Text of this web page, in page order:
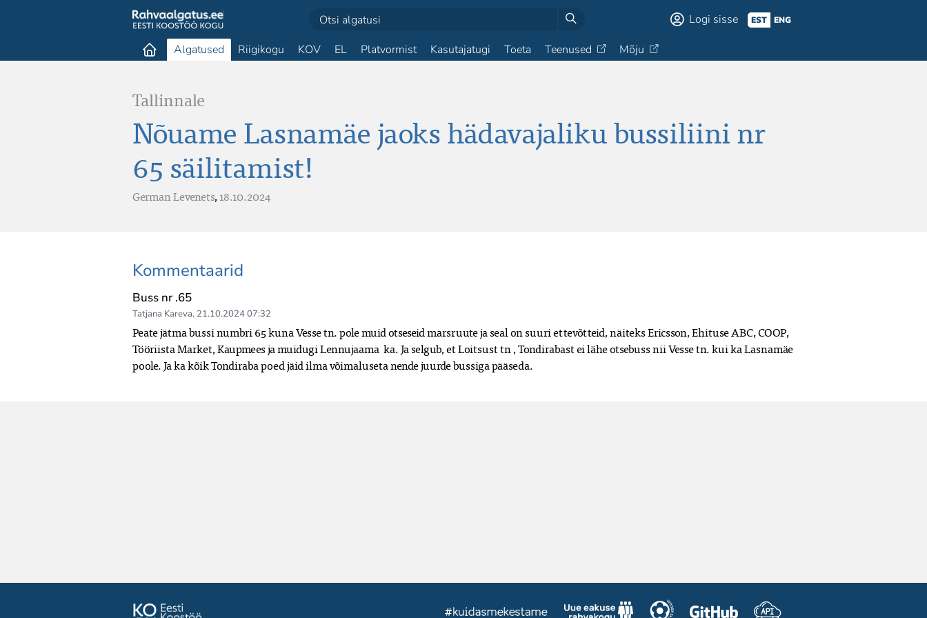
Logi sisse EST ENG
Algatused Riigikogu KOV EL Platvormist Kasutajatugi Toeta Teenused Mõju
Tallinnale
Nõuame Lasnamäe jaoks hädavajaliku bussiliini nr
65 säilitamist!
German Levenets,18.10.2024
Kommentaarid
Buss nr .65
Tatjana Kareva, 21.10.2024 07:32
Peate jätma bussi numbri 65 kuna Vesse tn. pole muid otseseid marsruute ja seal on suuri ettevõtteid, näiteks Ericsson, Ehituse ABC, COOP,
Tööriista Market, Kaupmees ja muidugi Lennujaama  ka. Ja selgub, et Loitsust tn , Tondirabast ei lähe otsebuss nii Vesse tn. kui ka Lasnamäe
poole. Ja ka kõik Tondiraba poed jäid ilma võimaluseta nende juurde bussiga pääseda.